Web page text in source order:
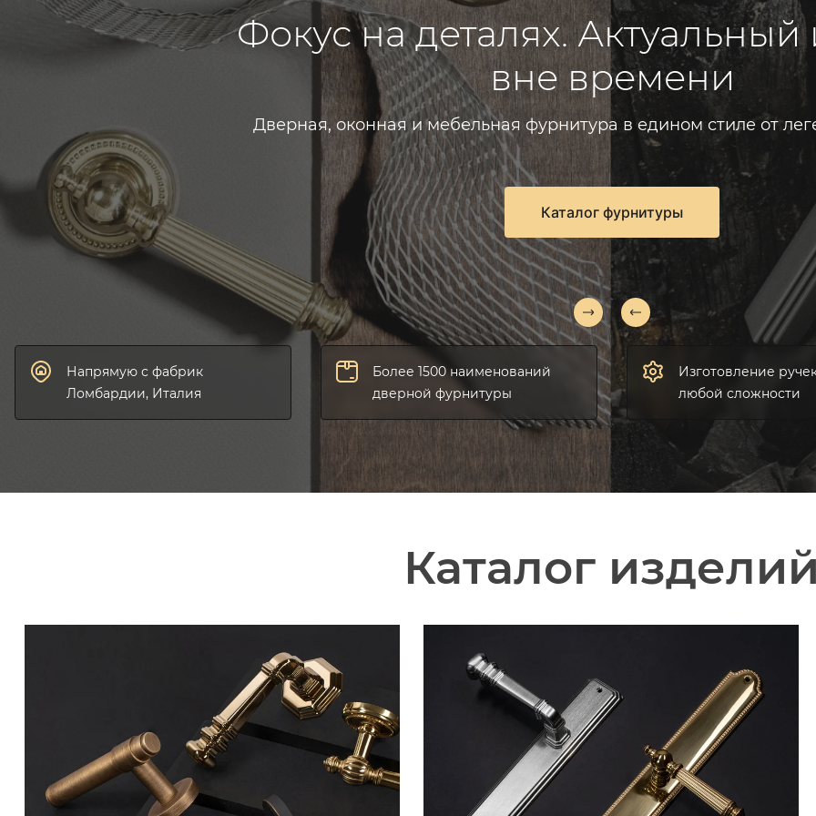
Фокус на деталях. Актуальный
вне времени
Дверная, оконная и мебельная фурнитура в едином стиле от
Каталог фурнитуры
Напрямую с фабрик
Ломбардии, Италия
Более 1500 наименований
дверной фурнитуры
Изготовление
любой сложности
Каталог